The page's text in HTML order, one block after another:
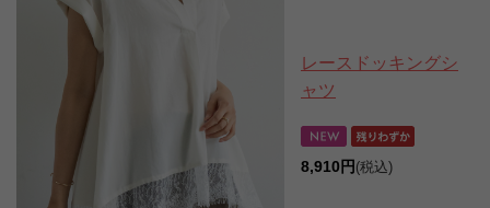
レースドッキングシ
ャツ
8,910円 (税込)